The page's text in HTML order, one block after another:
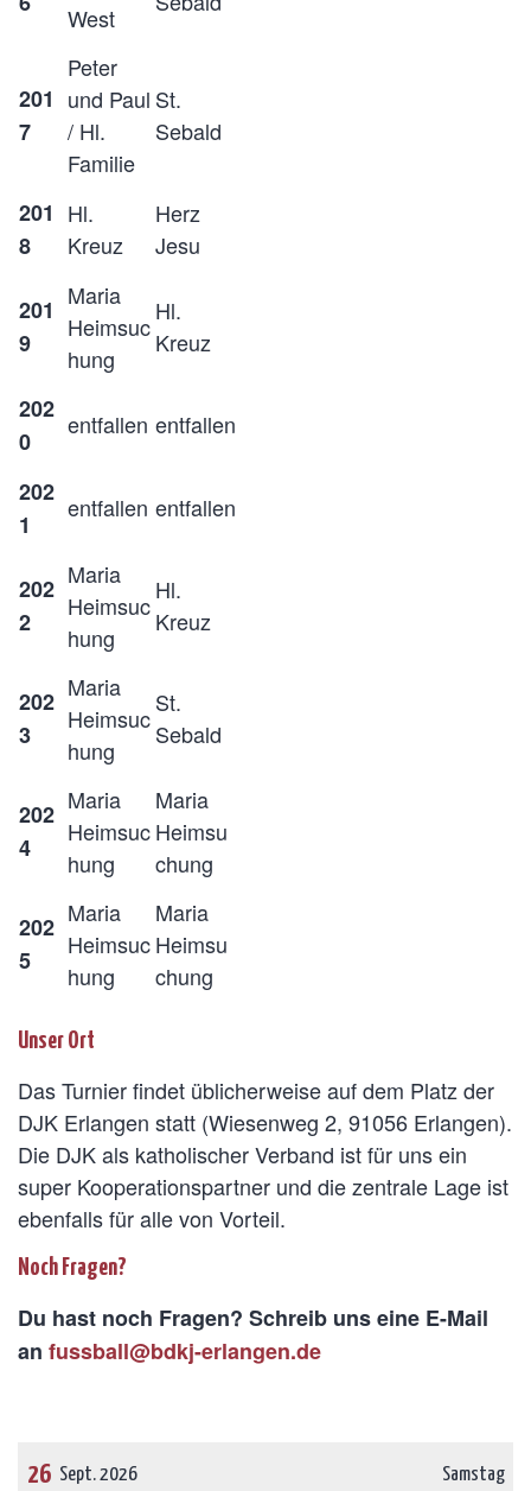
West
201
7
Peter
und Paul
/ Hl.
Familie
St.
Sebald
201
8
Hl.
Kreuz
Herz
Jesu
201
9
Maria
Heimsuc
hung
Hl.
Kreuz
202
0
entfallen entfallen
202
1
entfallen entfallen
202
2
Maria
Heimsuc
hung
Hl.
Kreuz
202
3
Maria
Heimsuc
hung
St.
Sebald
202
4
Maria
Heimsuc
hung
Maria
Heimsu
chung
202
5
Maria
Heimsuc
hung
Maria
Heimsu
chung
Unser Ort
Das Turnier findet üblicherweise auf dem Platz der
DJK Erlangen statt (Wiesenweg 2, 91056 Erlangen).
Die DJK als katholischer Verband ist für uns ein
super Kooperationspartner und die zentrale Lage ist
ebenfalls für alle von Vorteil.
Noch Fragen?
Du hast noch Fragen? Schreib uns eine E-Mail
an fussball@bdkj-erlangen.de
Samstag
26 Sept. 2026